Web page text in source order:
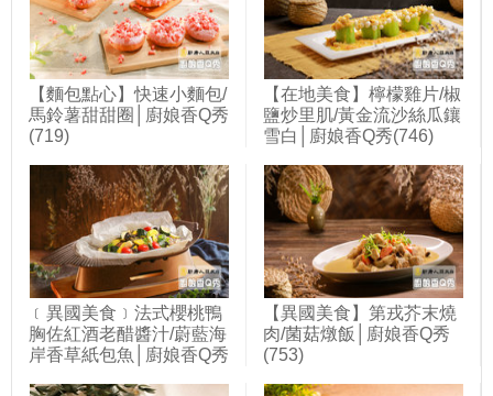
【麵包點心】快速小麵包/
馬鈴薯甜甜圈│廚娘香Q秀
(719)
【在地美食】檸檬雞片/椒
鹽炒里肌/黃金流沙絲瓜鑲
雪白│廚娘香Q秀(746)
﹝異國美食﹞法式櫻桃鴨
胸佐紅酒老醋醬汁/蔚藍海
岸香草紙包魚│廚娘香Q秀
【異國美食】第戎芥末燒
肉/菌菇燉飯│廚娘香Q秀
(753)